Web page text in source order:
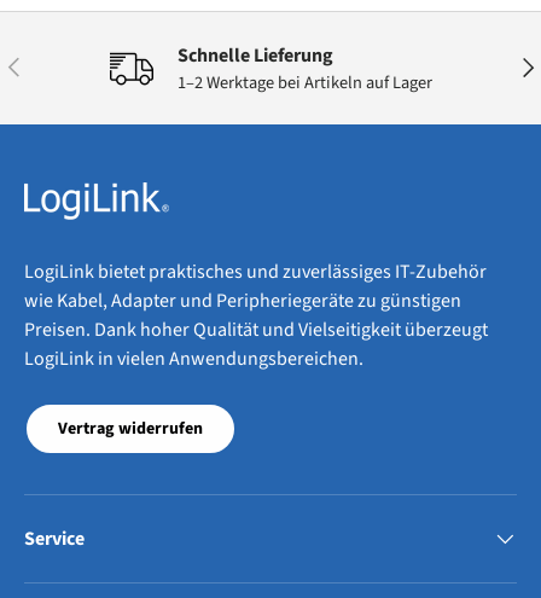
Vorherige Schnelle Lieferung
1–2 Werktage bei Artikeln auf Lager
LogiLink bietet praktisches und zuverlässiges IT-Zubehör
wie Kabel, Adapter und Peripheriegeräte zu günstigen
Preisen. Dank hoher Qualität und Vielseitigkeit überzeugt
LogiLink in vielen Anwendungsbereichen.
Vertrag widerrufen
Service